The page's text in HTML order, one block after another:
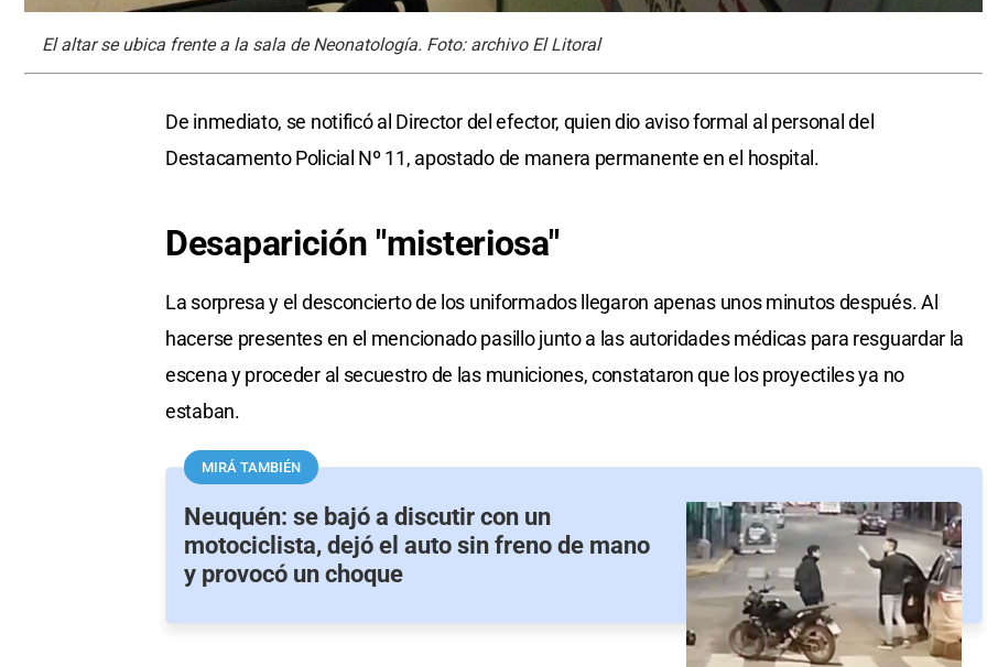
El altar se ubica frente a la sala de Neonatología. Foto: archivo El Litoral
De inmediato, se notificó al Director del efector, quien dio aviso formal al personal del
Destacamento Policial Nº 11, apostado de manera permanente en el hospital.
Desaparición "misteriosa"
La sorpresa y el desconcierto de los uniformados llegaron apenas unos minutos después. Al
hacerse presentes en el mencionado pasillo junto a las autoridades médicas para resguardar la
escena y proceder al secuestro de las municiones, constataron que los proyectiles ya no
estaban.
MIRÁ TAMBIÉN
Neuquén: se bajó a discutir con un
motociclista, dejó el auto sin freno de mano
y provocó un choque